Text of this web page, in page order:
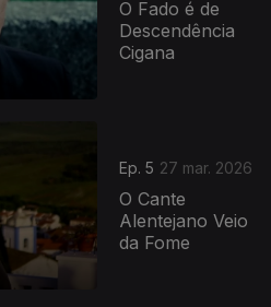
O Fado é de
Descendência
Cigana
Ep. 5 27 mar. 2026
O Cante
Alentejano Veio
da Fome